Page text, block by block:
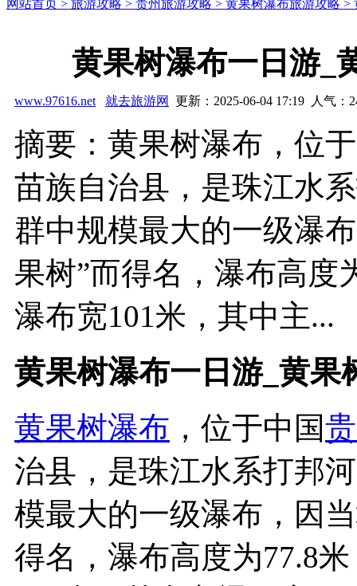
网站首页 > 旅游攻略 > 贵州旅游攻略 > 黄果树瀑布旅游攻略 >
黄果树瀑布一日游_
www.97616.net 就去旅游网 更新：2025-06-04 17:19 人气：
摘要：黄果树瀑布，位
苗族自治县，是珠江水
群中规模最大的一级瀑
果树”而得名，瀑布高度
瀑布宽101米，其中主...
黄果树瀑布一日游_黄果
黄果树瀑布 ，位于中国
治县，是珠江水系打邦
模最大的一级瀑布，因
得名，瀑布高度为77.8